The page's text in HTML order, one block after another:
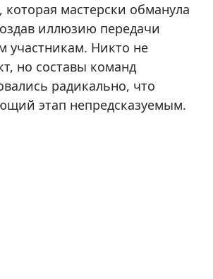
которая мастерски обманула
иллюзию передачи
участникам. Никто не
но составы команд
радикально, что
этап непредсказуемым.